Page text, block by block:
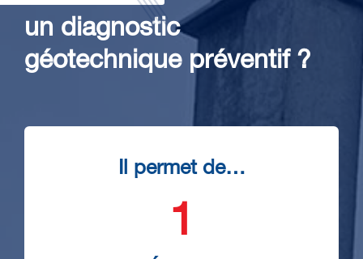
un diagnostic
géotechnique préventif ?
Il permet de…